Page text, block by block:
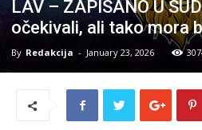
LAV – ZAPISANO U
očekivali, ali tako mora
By Redakcija - January 23, 2026